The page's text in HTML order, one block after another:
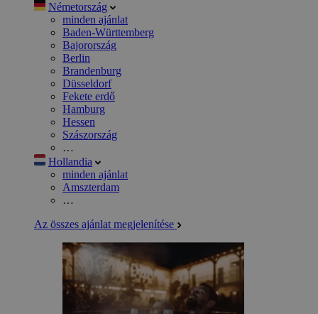
Németország
minden ajánlat
Baden-Württemberg
Bajorország
Berlin
Brandenburg
Düsseldorf
Fekete erdő
Hamburg
Hessen
Szászország
…
Hollandia
minden ajánlat
Amszterdam
…
Az összes ajánlat megjelenítése